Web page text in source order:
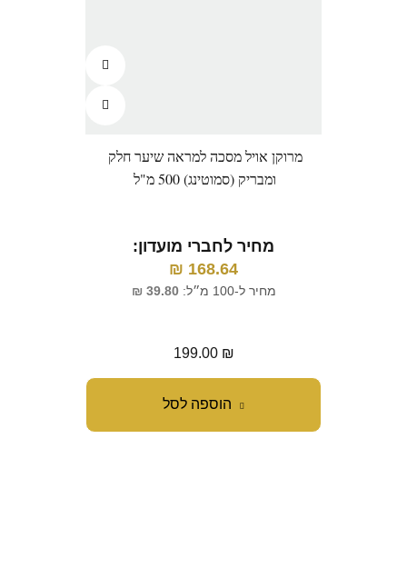
הוספה לסל
מרוקן אויל מסכה למראה שיער חלק
ומבריק (סמוטינג) 500 מ"ל
מחיר לחברי מועדון:
168.64
₪
מחיר ל-100 מ״ל: 39.80
₪
199.00 ₪